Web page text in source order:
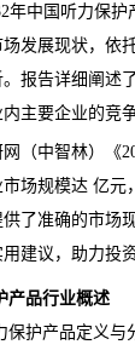
中国听力保护
发展现状，依
报告详细阐述
主要企业的竞
（中智林）《
场规模达 亿元
了准确的市场
建议，助力投
产品行业概述
护产品定义与